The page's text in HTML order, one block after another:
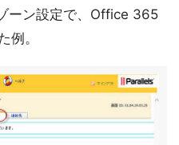
ーン設定で、Office 365
例。